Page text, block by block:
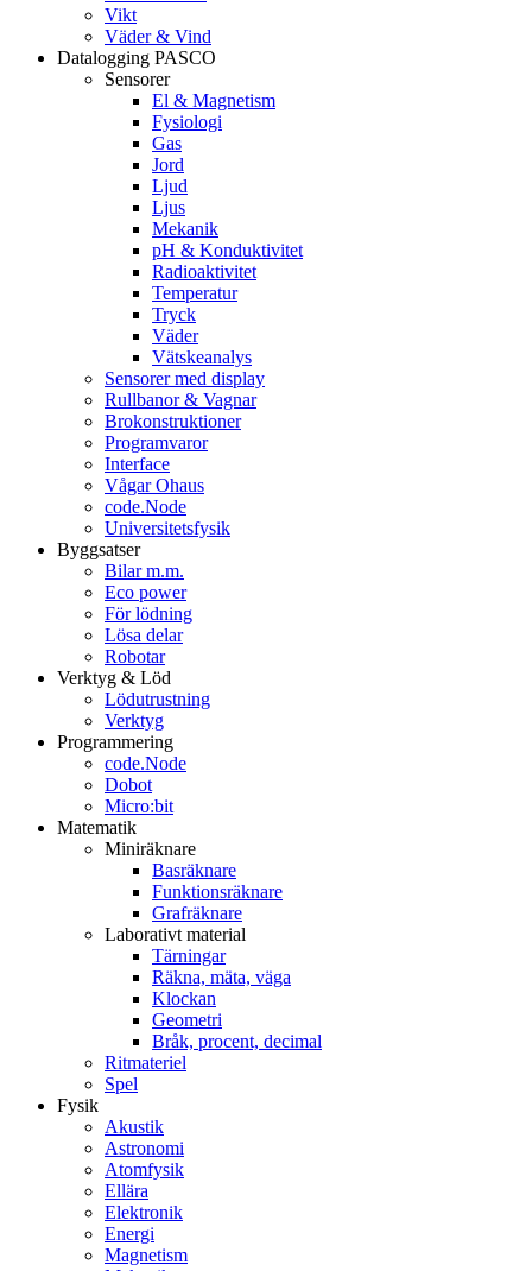
Vikt
Väder & Vind
Datalogging PASCO
Sensorer
El & Magnetism
Fysiologi
Gas
Jord
Ljud
Ljus
Mekanik
pH & Konduktivitet
Radioaktivitet
Temperatur
Tryck
Väder
Vätskeanalys
Sensorer med display
Rullbanor & Vagnar
Brokonstruktioner
Programvaror
Interface
Vågar Ohaus
code.Node
Universitetsfysik
Byggsatser
Bilar m.m.
Eco power
För lödning
Lösa delar
Robotar
Verktyg & Löd
Lödutrustning
Verktyg
Programmering
code.Node
Dobot
Micro:bit
Matematik
Miniräknare
Basräknare
Funktionsräknare
Grafräknare
Laborativt material
Tärningar
Räkna, mäta, väga
Klockan
Geometri
Bråk, procent, decimal
Ritmateriel
Spel
Fysik
Akustik
Astronomi
Atomfysik
Ellära
Elektronik
Energi
Magnetism